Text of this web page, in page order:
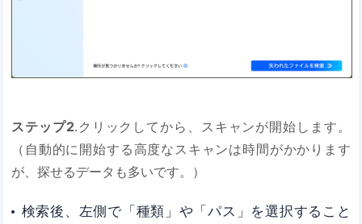
ステップ2.クリックしてから、スキャンが開始します。
（自動的に開始する高度なスキャンは時間がかかります
が、探せるデータも多いです。）
検索後、左側で「種類」や「パス」を選択すること